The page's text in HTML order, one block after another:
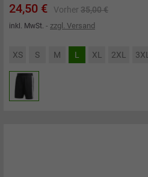
Preis
24,50 € Vorher Verkaufspreis
35,00 €
inkl. MwSt. zzgl. Versand
XS S M L XL 2XL 3XL